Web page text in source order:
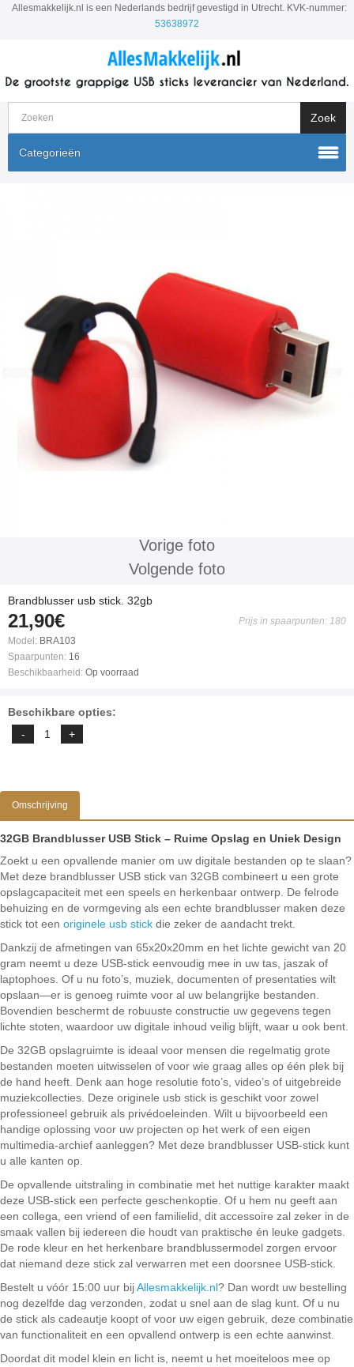
Allesmakkelijk.nl is een Nederlands bedrijf gevestigd in Utrecht. KVK-nummer:
53638972
Categorieën
Vorige foto
Volgende foto
Brandblusser usb stick. 32gb
21,90€
Prijs in spaarpunten: 180
Model: BRA103
Spaarpunten: 16
Beschikbaarheid: Op voorraad
Beschikbare opties:
Omschrijving
32GB Brandblusser USB Stick – Ruime Opslag en Uniek Design
Zoekt u een opvallende manier om uw digitale bestanden op te slaan?
Met deze brandblusser USB stick van 32GB combineert u een grote
opslagcapaciteit met een speels en herkenbaar ontwerp. De felrode
behuizing en de vormgeving als een echte brandblusser maken deze
stick tot een originele usb stick die zeker de aandacht trekt.
Dankzij de afmetingen van 65x20x20mm en het lichte gewicht van 20
gram neemt u deze USB-stick eenvoudig mee in uw tas, jaszak of
laptophoes. Of u nu foto’s, muziek, documenten of presentaties wilt
opslaan—er is genoeg ruimte voor al uw belangrijke bestanden.
Bovendien beschermt de robuuste constructie uw gegevens tegen
lichte stoten, waardoor uw digitale inhoud veilig blijft, waar u ook bent.
De 32GB opslagruimte is ideaal voor mensen die regelmatig grote
bestanden moeten uitwisselen of voor wie graag alles op één plek bij
de hand heeft. Denk aan hoge resolutie foto’s, video’s of uitgebreide
muziekcollecties. Deze originele usb stick is geschikt voor zowel
professioneel gebruik als privédoeleinden. Wilt u bijvoorbeeld een
handige oplossing voor uw projecten op het werk of een eigen
multimedia-archief aanleggen? Met deze brandblusser USB-stick kunt
u alle kanten op.
De opvallende uitstraling in combinatie met het nuttige karakter maakt
deze USB-stick een perfecte geschenkoptie. Of u hem nu geeft aan
een collega, een vriend of een familielid, dit accessoire zal zeker in de
smaak vallen bij iedereen die houdt van praktische én leuke gadgets.
De rode kleur en het herkenbare brandblussermodel zorgen ervoor
dat niemand deze stick zal verwarren met een doorsnee USB-stick.
Bestelt u vóór 15:00 uur bijAllesmakkelijk.nl? Dan wordt uw bestelling
nog dezelfde dag verzonden, zodat u snel aan de slag kunt. Of u nu
de stick als cadeautje koopt of voor uw eigen gebruik, deze combinatie
van functionaliteit en een opvallend ontwerp is een echte aanwinst.
Doordat dit model klein en licht is, neemt u het moeiteloos mee op